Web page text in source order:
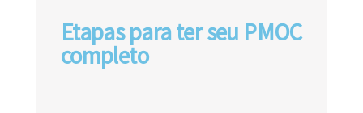
Etapas para ter seu PMOC
completo